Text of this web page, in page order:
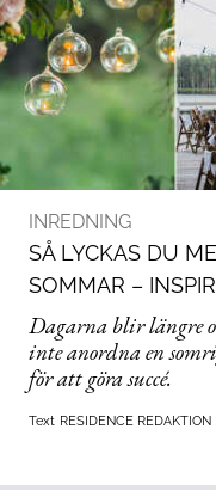
Inredning
Livsstil
Resor
Mat & Dryck
Influencers
INREDNING
SÅ LYCKAS DU
SOMMAR –
Dagarna blir längre
inte anordna en
för att göra succé.
Text RESIDENCE REDAKTION